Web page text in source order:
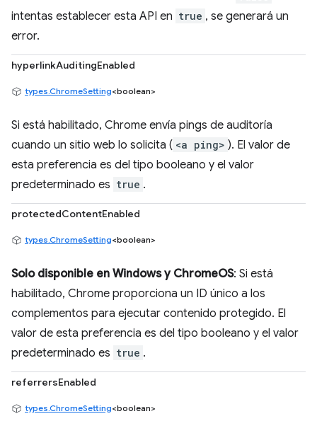
intentas establecer esta API en true , se generará un
error.
hyperlinkAuditingEnabled
types.ChromeSetting<boolean>
Si está habilitado, Chrome envía pings de auditoría
cuando un sitio web lo solicita ( <a ping> ). El valor de
esta preferencia es del tipo booleano y el valor
predeterminado es true .
protectedContentEnabled
types.ChromeSetting<boolean>
Solo disponible en Windows y ChromeOS: Si está
habilitado, Chrome proporciona un ID único a los
complementos para ejecutar contenido protegido. El
valor de esta preferencia es del tipo booleano y el valor
predeterminado es true .
referrersEnabled
types.ChromeSetting<boolean>